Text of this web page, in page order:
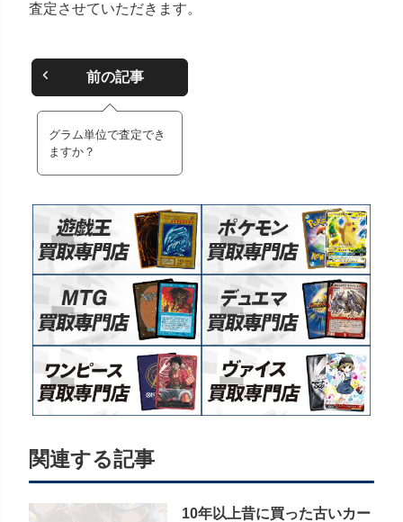
査定させていただきます。
前の記事
グラム単位で査定でき
ますか？
関連する記事
10年以上昔に買った古いカー